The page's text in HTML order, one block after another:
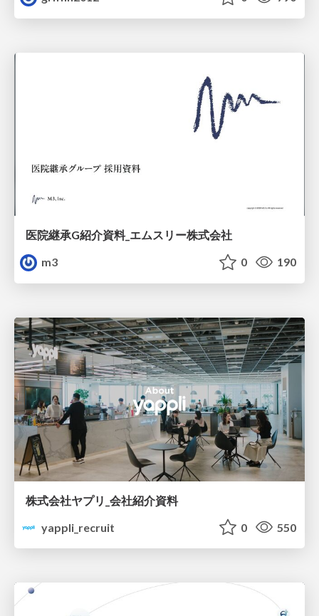
医院継承G紹介資料_エムスリー株式会社
m3
0 190
株式会社ヤプリ_会社紹介資料
yappli_recruit
0 550